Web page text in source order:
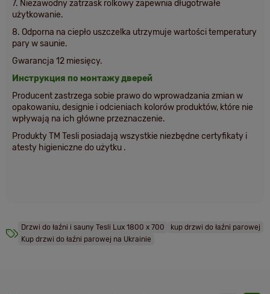
7. Niezawodny zatrzask rolkowy zapewnia długotrwałe
użytkowanie.
8. Odporna na ciepło uszczelka utrzymuje wartości temperatury
pary w saunie.
Gwarancja 12 miesięcy.
Инструкция по монтажу дверей
Producent zastrzega sobie prawo do wprowadzania zmian w
opakowaniu, designie i odcieniach kolorów produktów, które nie
wpływają na ich główne przeznaczenie.
Produkty TM Tesli posiadają wszystkie niezbędne certyfikaty i
atesty higieniczne do użytku .
Drzwi do łaźni i sauny Tesli Lux 1800 x 700
kup drzwi do łaźni parowej
Kup drzwi do łaźni parowej na Ukrainie